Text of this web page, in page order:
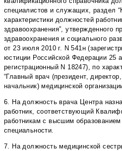
специалистов и служащих, раздел
характеристики должностей
здравоохранения”, утвержденного
здравоохранения и социального
от 23 июля 2010 г. N 541н
юстиции Российской Федерации 25
регистрационный N 18247), по
“Главный врач (президент,
начальник) медицинской
6. На должность врача Центра
работник, соответствующий
работникам с высшим
специальности.
7. На должность медицинской